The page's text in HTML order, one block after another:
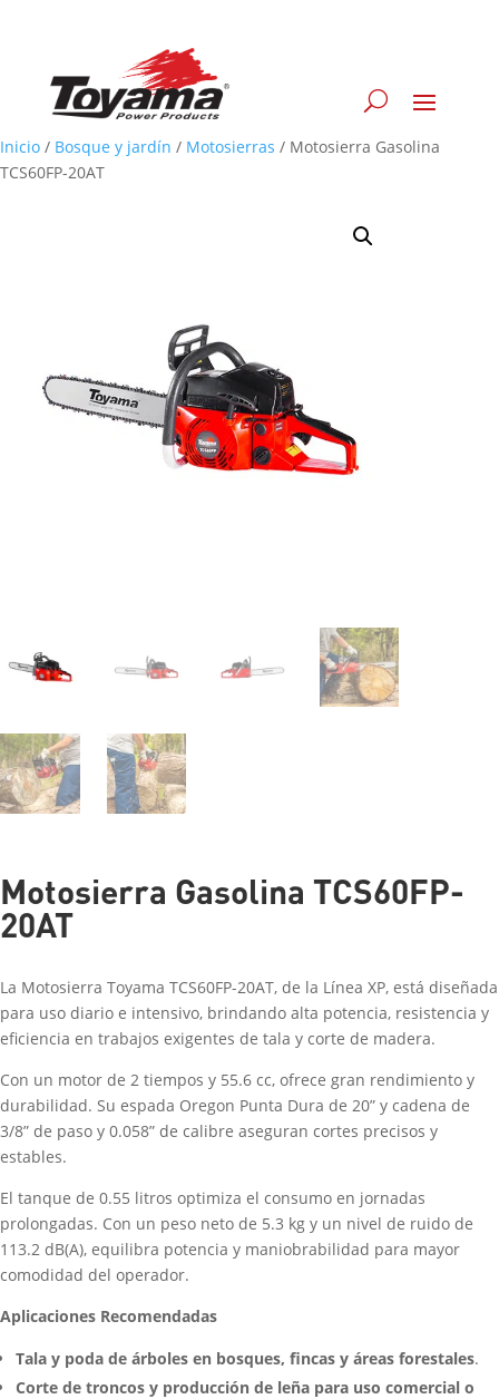
Inicio / Bosque y jardín / Motosierras / Motosierra Gasolina
TCS60FP-20AT
Motosierra Gasolina TCS60FP-
20AT
La Motosierra Toyama TCS60FP-20AT, de la Línea XP, está diseñada
para uso diario e intensivo, brindando alta potencia, resistencia y
eficiencia en trabajos exigentes de tala y corte de madera.
Con un motor de 2 tiempos y 55.6 cc, ofrece gran rendimiento y
durabilidad. Su espada Oregon Punta Dura de 20” y cadena de
3/8” de paso y 0.058” de calibre aseguran cortes precisos y
estables.
El tanque de 0.55 litros optimiza el consumo en jornadas
prolongadas. Con un peso neto de 5.3 kg y un nivel de ruido de
113.2 dB(A), equilibra potencia y maniobrabilidad para mayor
comodidad del operador.
Aplicaciones Recomendadas
Tala y poda de árboles en bosques, fincas y áreas forestales.
Corte de troncos y producción de leña para uso comercial o